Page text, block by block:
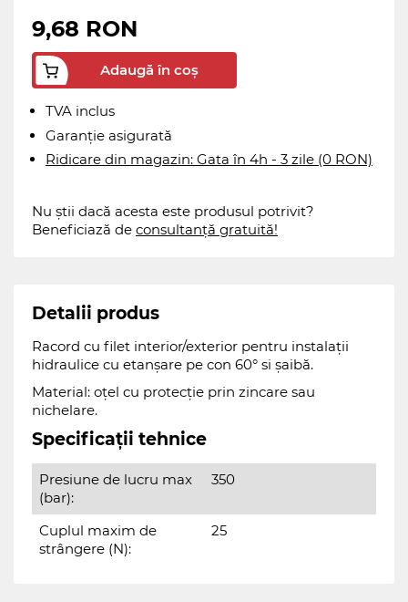
9,68 RON
Adaugă în coș
TVA inclus
Garanție asigurată
Ridicare din magazin: Gata în 4h - 3 zile (0 RON)
Nu știi dacă acesta este produsul potrivit?
Beneficiază de consultanță gratuită!
Detalii produs
Racord cu filet interior/exterior pentru instalații
hidraulice cu etanșare pe con 60° si șaibă.
Material: oțel cu protecție prin zincare sau
nichelare.
Specificații tehnice
Presiune de lucru max
(bar):
350
Cuplul maxim de
strângere (N):
25